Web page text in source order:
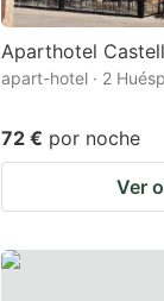
Aparthotel
apart-hotel · 2
72 € por noche
Ver